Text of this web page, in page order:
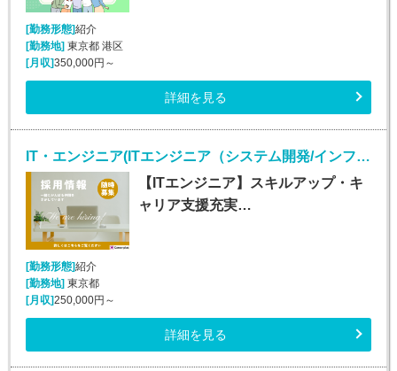
[勤務形態]紹介
[勤務地] 東京都 港区
[月収]350,000円～
詳細を見る
IT・エンジニア(ITエンジニア（システム開発/インフラ/Webエンジニア）)
【ITエンジニア】スキルアップ・キ
ャリア支援充実…
[勤務形態]紹介
[勤務地] 東京都
[月収]250,000円～
詳細を見る